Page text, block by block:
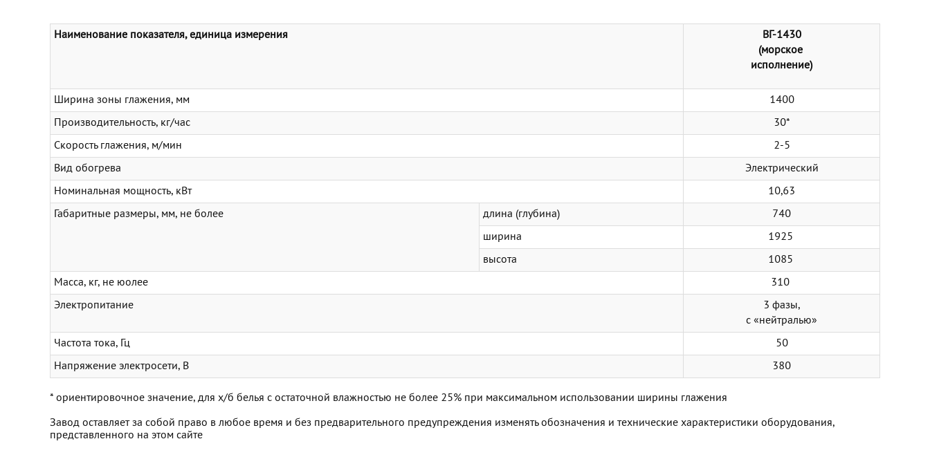
Наименование показателя, единица измерения
ВГ-1430
(морское
исполнение)
Ширина зоны глажения, мм 1400
Производительность, кг/час 30*
Скорость глажения, м/мин 2-5
Вид обогрева Электрический
Номинальная мощность, кВт 10,63
Габаритные размеры, мм, не более длина (глубина) 740
ширина 1925
высота 1085
Масса, кг, не юолее 310
Электропитание
3 фазы,
с «нейтралью»
Частота тока, Гц 50
Напряжение электросети, В 380
* ориентировочное значение, для х/б белья с остаточной влажностью не более 25% при максимальном использовании ширины глажения
Завод оставляет за собой право в любое время и без предварительного предупреждения изменять обозначения и технические характеристики оборудования,
представленного на этом сайте